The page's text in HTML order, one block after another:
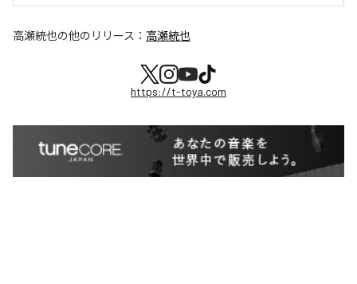
高瀬統也の他のリリース： 高瀬統也
https://t-toya.com